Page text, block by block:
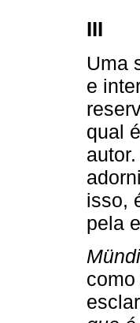
III
Uma
e
qual
isso,
pela